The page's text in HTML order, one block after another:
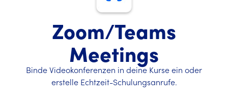
Zoom/Teams
Meetings
Binde Videokonferenzen in deine Kurse ein oder
erstelle Echtzeit-Schulungsanrufe.